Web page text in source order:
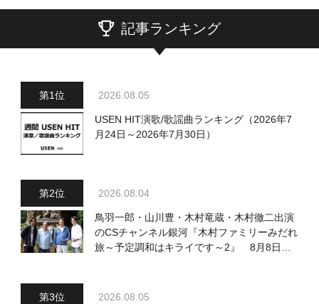
記事ランキング
2026.08.05
USEN HIT演歌/歌謡曲ランキング（2026年7
月24日～2026年7月30日）
2026.08.04
鳥羽一郎・山川豊・木村竜蔵・木村徹二出演
のCSチャンネル銀河『木村ファミリーみだれ
旅～予定調和はキライです～2』 8月8日
2026.08.05